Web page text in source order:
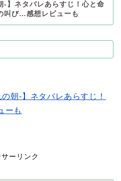
-】ネタバレあらすじ！心と命
叫び…感想レビューも
朝-】ネタバレあらすじ！
ーも
ーリンク